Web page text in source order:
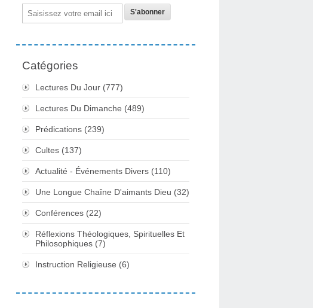
Email
Catégories
Lectures Du Jour (777)
Lectures Du Dimanche (489)
Prédications (239)
Cultes (137)
Actualité - Événements Divers (110)
Une Longue Chaîne D'aimants Dieu (32)
Conférences (22)
Réflexions Théologiques, Spirituelles Et
Philosophiques (7)
Instruction Religieuse (6)